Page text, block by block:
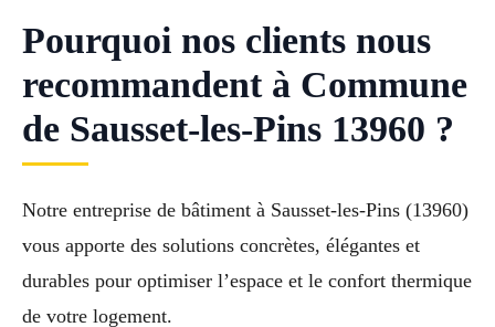
Pourquoi nos clients nous
recommandent à Commune
de Sausset-les-Pins 13960 ?
Notre entreprise de bâtiment à Sausset-les-Pins (13960)
vous apporte des solutions concrètes, élégantes et
durables pour optimiser l’espace et le confort thermique
de votre logement.